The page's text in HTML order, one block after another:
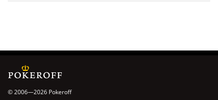
© 2006—2026 Pokeroff